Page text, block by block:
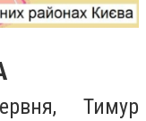
Тимур